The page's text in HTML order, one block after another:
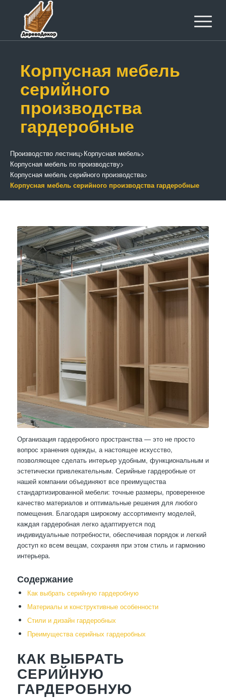
Корпусная мебель
серийного
производства
гардеробные
Производство лестниц>Корпусная мебель>
Корпусная мебель по производству>
Корпусная мебель серийного производства>
Корпусная мебель серийного производства гардеробные
Организация гардеробного пространства — это не просто
вопрос хранения одежды, а настоящее искусство,
позволяющее сделать интерьер удобным, функциональным и
эстетически привлекательным. Серийные гардеробные от
нашей компании объединяют все преимущества
стандартизированной мебели: точные размеры, проверенное
качество материалов и оптимальные решения для любого
помещения. Благодаря широкому ассортименту моделей,
каждая гардеробная легко адаптируется под
индивидуальные потребности, обеспечивая порядок и легкий
доступ ко всем вещам, сохраняя при этом стиль и гармонию
интерьера.
Содержание
Как выбрать серийную гардеробную
Материалы и конструктивные особенности
Стили и дизайн гардеробных
Преимущества серийных гардеробных
КАК ВЫБРАТЬ
СЕРИЙНУЮ
ГАРДЕРОБНУЮ